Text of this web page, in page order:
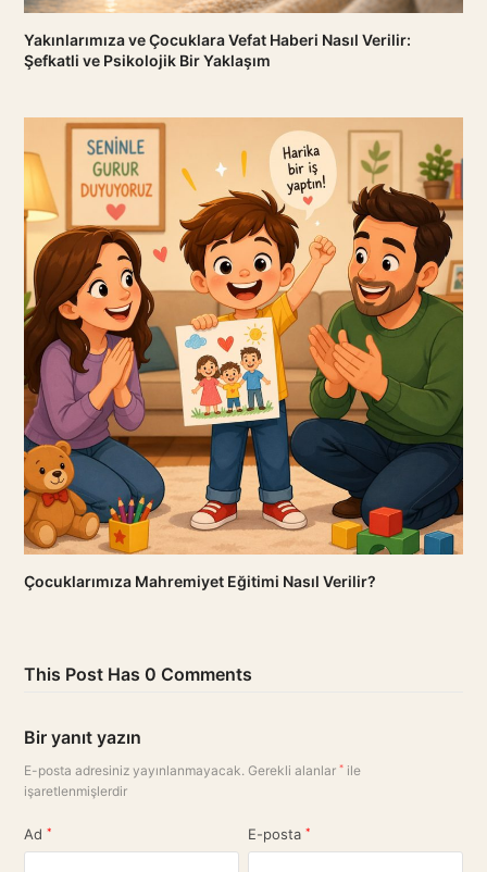
Yakınlarımıza ve Çocuklara Vefat Haberi Nasıl Verilir:
Şefkatli ve Psikolojik Bir Yaklaşım
Çocuklarımıza Mahremiyet Eğitimi Nasıl Verilir?
This Post Has 0 Comments
Bir yanıt yazın
E-posta adresiniz yayınlanmayacak. Gerekli alanlar* ile
işaretlenmişlerdir
Ad* E-posta*